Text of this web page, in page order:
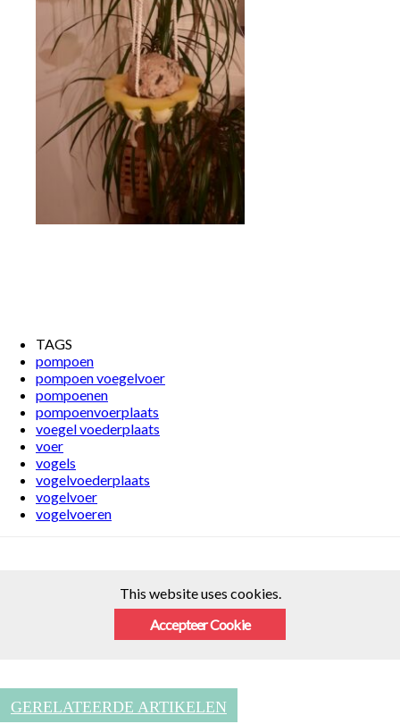
TAGS
pompoen
pompoen voegelvoer
pompoenen
pompoenvoerplaats
voegel voederplaats
voer
vogels
vogelvoederplaats
vogelvoer
vogelvoeren
This website uses cookies.
Accepteer Cookie
GERELATEERDE ARTIKELEN